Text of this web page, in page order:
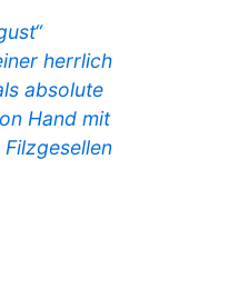
herrlich
absolute
Hand mit